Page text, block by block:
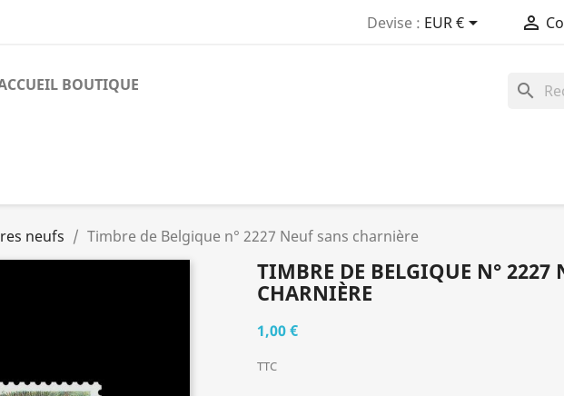
Devise : EUR € 
BOUTIQUE search
neufs Timbre de Belgique n° 2227 Neuf sans charnière
TIMBRE DE BELGIQUE N° 2227
CHARNIÈRE
1,00 €
TTC